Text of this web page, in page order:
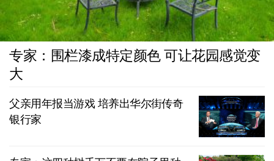
专家：围栏漆成特定颜色 可让花园感觉变
大
父亲用年报当游戏 培养出华尔街传奇
银行家